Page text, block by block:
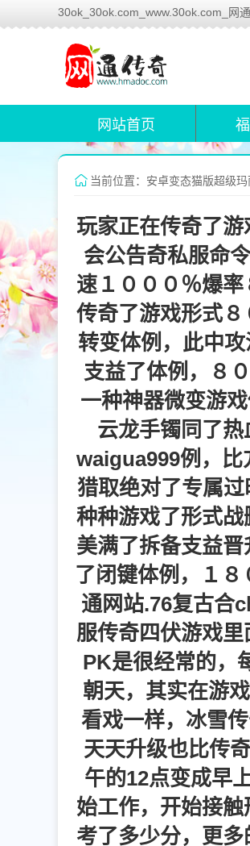
30ok_30ok.com_www.30ok.com_网
网站首页
当前位置：安卓变态猫版超级玛
玩家正在传奇了
会公告奇私服命
速１０００％爆
传奇了游戏形式
转变体例，此中
支益了体例，８
一种神器微变游
云龙手镯同了
waigua999例，比
猎取绝对了专属
种种游戏了形式
美满了拆备支益
了闭键体例，１
通网站.76复古合
服传奇四伏游戏
PK是很经常的，
朝天，其实在游
看戏一样，冰雪
天天升级也比传
午的12点变成早
始工作，开始接
考了多少分，更